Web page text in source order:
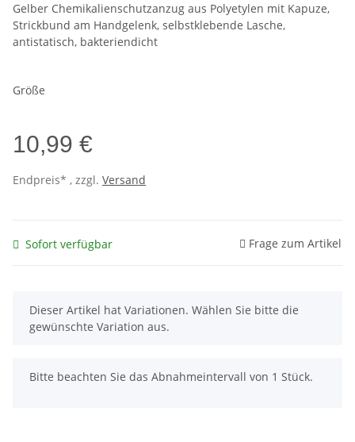
Gelber Chemikalienschutzanzug aus Polyetylen mit Kapuze,
Strickbund am Handgelenk, selbstklebende Lasche,
antistatisch, bakteriendicht
Größe
10,99 €
Endpreis* , zzgl. Versand
Sofort verfügbar Frage zum Artikel
x
Dieser Artikel hat Variationen. Wählen Sie bitte die
gewünschte Variation aus.
x
Bitte beachten Sie das Abnahmeintervall von 1 Stück.